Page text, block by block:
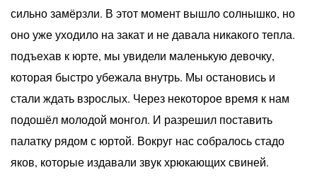
сильно замёрзли. В этот момент вышло солнышко, но
оно уже уходило на закат и не давала никакого тепла.
подъехав к юрте, мы увидели маленькую девочку,
которая быстро убежала внутрь. Мы остановись и
стали ждать взрослых. Через некоторое время к нам
подошёл молодой монгол. И разрешил поставить
палатку рядом с юртой. Вокруг нас собралось стадо
яков, которые издавали звук хрюкающих свиней.